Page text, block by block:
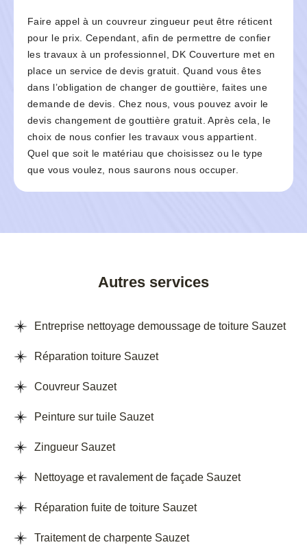
Faire appel à un couvreur zingueur peut être réticent
pour le prix. Cependant, afin de permettre de confier
les travaux à un professionnel, DK Couverture met en
place un service de devis gratuit. Quand vous êtes
dans l’obligation de changer de gouttière, faites une
demande de devis. Chez nous, vous pouvez avoir le
devis changement de gouttière gratuit. Après cela, le
choix de nous confier les travaux vous appartient.
Quel que soit le matériau que choisissez ou le type
que vous voulez, nous saurons nous occuper.
Autres services
Entreprise nettoyage demoussage de toiture Sauzet
Réparation toiture Sauzet
Couvreur Sauzet
Peinture sur tuile Sauzet
Zingueur Sauzet
Nettoyage et ravalement de façade Sauzet
Réparation fuite de toiture Sauzet
Traitement de charpente Sauzet